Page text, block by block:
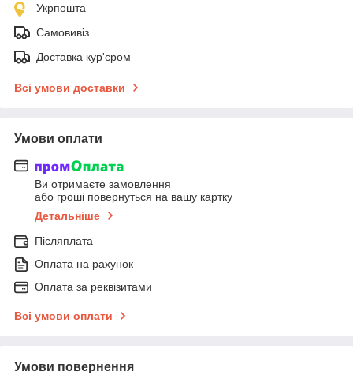
Укрпошта
Самовивіз
Доставка кур'єром
Всі умови доставки
Умови оплати
Ви отримаєте замовлення
або гроші повернуться на вашу картку
Детальніше
Післяплата
Оплата на рахунок
Оплата за реквізитами
Всі умови оплати
Умови повернення